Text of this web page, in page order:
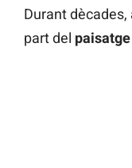
Durant
part del